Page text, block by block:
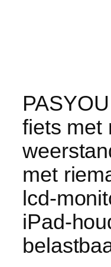
fiets met
met
lcd-
iPad-